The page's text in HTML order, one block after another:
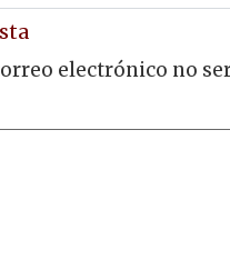
electrónico no